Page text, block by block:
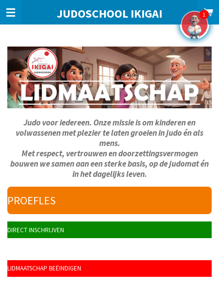
Ga
hoofdinhoud
JUDOSCHOOL IKIGAI
Judo voor iedereen. Onze missie is om kinderen en
volwassenen met plezier te laten groeien in judo én als
mens.
Met respect, vertrouwen en doorzettingsvermogen
bouwen we samen aan een sterke basis, op de judomat én
in het dagelijks leven.
PROEFLES
DIRECT INSCHRIJVEN
LIDMAATSCHAP BEËINDIGEN
1